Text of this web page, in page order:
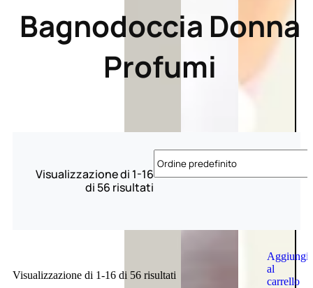
Aggiungi
al
carrello
Bagnodoccia Donna
Profumi
Visualizzazione di 1-16
di 56 risultati
Visualizzazione di 1-16 di 56 risultati